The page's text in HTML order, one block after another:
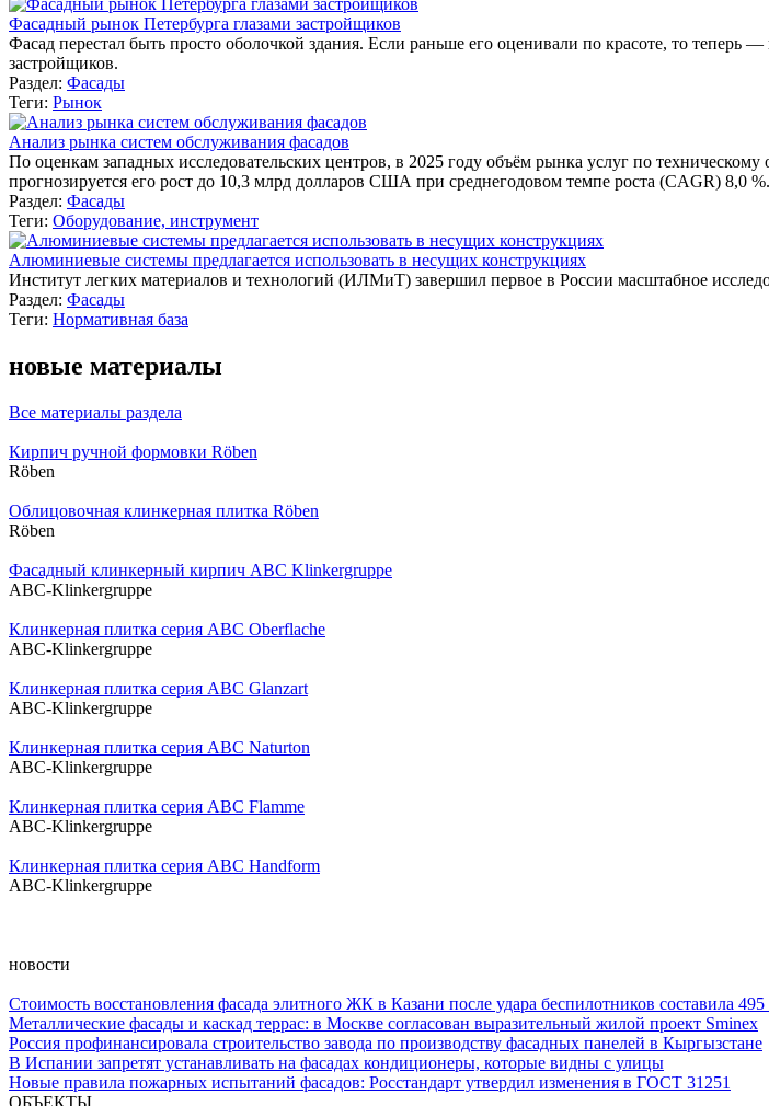
Фасадный рынок Петербурга глазами застройщиков
Фасад перестал быть просто оболочкой здания. Если раньше его оценивали по красоте, то теперь
застройщиков.
Раздел: Фасады
Теги: Рынок
Анализ рынка систем обслуживания фасадов
По оценкам западных исследовательских центров, в 2025 году объём рынка услуг по
прогнозируется его рост до 10,3 млрд долларов США при среднегодовом темпе роста (CAGR) 8,0 %.
Раздел: Фасады
Теги: Оборудование, инструмент
Алюминиевые системы предлагается использовать в несущих конструкциях
Институт легких материалов и технологий (ИЛМиТ) завершил первое в России масштабное
Раздел: Фасады
Теги: Нормативная база
новые материалы
Все материалы раздела
Кирпич ручной формовки Röben
Röben
Облицовочная клинкерная плитка Röben
Röben
Фасадный клинкерный кирпич ABC Klinkergruppe
ABC-Klinkergruppe
Клинкерная плитка серия ABC Oberflache
ABC-Klinkergruppe
Клинкерная плитка серия ABC Glanzart
ABC-Klinkergruppe
Клинкерная плитка серия ABC Naturton
ABC-Klinkergruppe
Клинкерная плитка серия ABC Flamme
ABC-Klinkergruppe
Клинкерная плитка серия ABC Handform
ABC-Klinkergruppe
новости
Стоимость восстановления фасада элитного ЖК в Казани после удара беспилотников составила
Металлические фасады и каскад террас: в Москве согласован выразительный жилой проект Sminex
Россия профинансировала строительство завода по производству фасадных панелей в Кыргызстане
В Испании запретят устанавливать на фасадах кондиционеры, которые видны с улицы
Новые правила пожарных испытаний фасадов: Росстандарт утвердил изменения в ГОСТ 31251
ОБЪЕКТЫ